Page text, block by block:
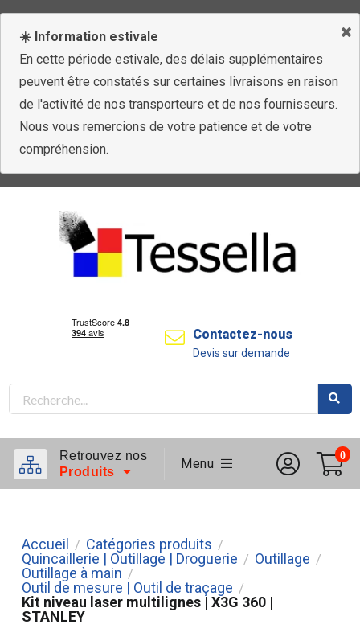
☀️ Information estivale
En cette période estivale, des délais supplémentaires
peuvent être constatés sur certaines livraisons en raison
de l'activité de nos transporteurs et de nos fournisseurs.
Nous vous remercions de votre patience et de votre
compréhension.
Contactez-nous
Devis sur demande
Retrouvez nos
Produits
Menu
0
Accueil / Catégories produits /
Quincaillerie | Outillage | Droguerie / Outillage /
Outillage à main /
Outil de mesure | Outil de traçage /
Kit niveau laser multilignes | X3G 360 |
STANLEY